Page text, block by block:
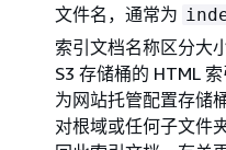
文件名，通常为
索引文档名称区分大
S3 存储桶的 HTML
为网站托管配置存储
对根域或任何子文件